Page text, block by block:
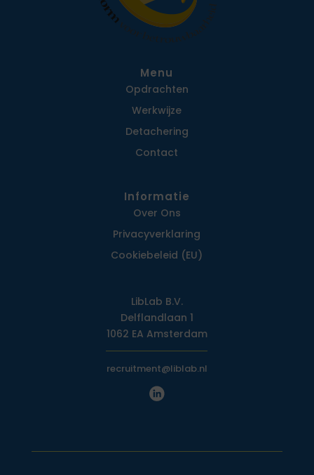
Menu
Opdrachten
Werkwijze
Detachering
Contact
Informatie
Over Ons
Privacy­verklaring
Cookiebeleid (EU)
LibLab B.V.
Delflandlaan 1
1062 EA Amsterdam
recruitment@liblab.nl